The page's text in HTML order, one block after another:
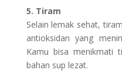
5. Tiram
Selain lemak sehat,
antioksidan yang
Kamu bisa menikmati
bahan sup lezat.